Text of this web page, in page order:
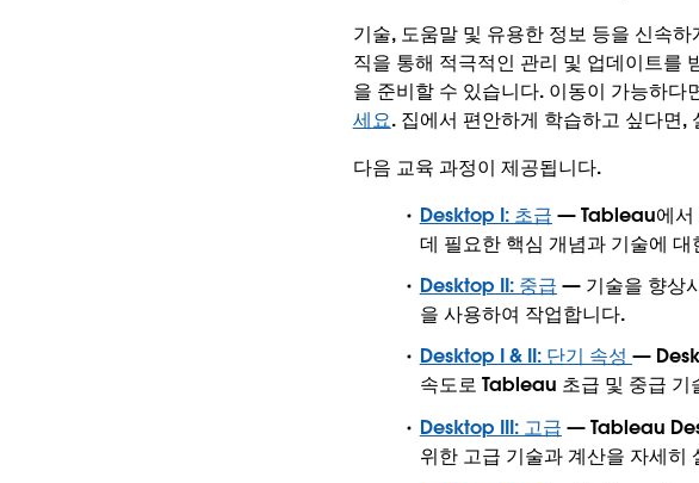
기술, 도움말 및 유용한 정보 등을 신속
직을 통해 적극적인 관리 및 업데이트를
을 준비할 수 있습니다. 이동이 가능하
세요. 집에서 편안하게 학습하고 싶다면,
다음 교육 과정이 제공됩니다.
Desktop I: 초급 — Tableau에서
데 필요한 핵심 개념과 기술에
Desktop II: 중급 — 기술을 향상
을 사용하여 작업합니다.
Desktop I & II: 단기 속성—
속도로 Tableau 초급 및 중급 기
Desktop III: 고급 — Tableau
위한 고급 기술과 계산을 자세히